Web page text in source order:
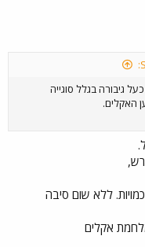
גיבורה בגלל סוגייה
האקלים.
ללא שום סיבה
אקלים